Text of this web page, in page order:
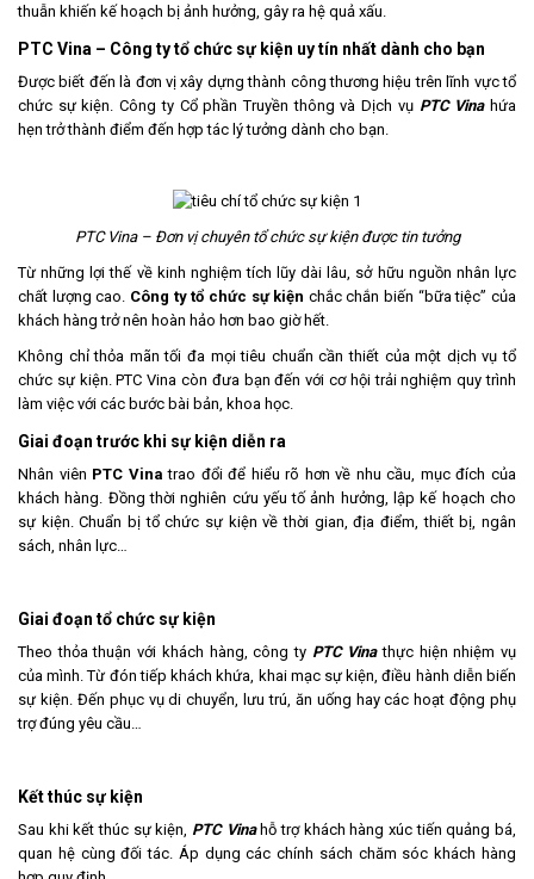
thuẫn khiến kế hoạch bị ảnh hưởng, gây ra hệ quả xấu.
PTC Vina – Công ty tổ chức sự kiện uy tín nhất dành cho bạn
Được biết đến là đơn vị xây dựng thành công thương hiệu trên lĩnh vực tổ
chức sự kiện. Công ty Cổ phần Truyền thông và Dịch vụ PTC Vinahứa
hẹn trở thành điểm đến hợp tác lý tưởng dành cho bạn.
PTC Vina– Đơn vị chuyên tổ chức sự kiện được tin tưởng
Từ những lợi thế về kinh nghiệm tích lũy dài lâu, sở hữu nguồn nhân lực
chất lượng cao. Công ty tổ chức sự kiện chắc chắn biến “bữa tiệc” của
khách hàng trở nên hoàn hảo hơn bao giờ hết.
Không chỉ thỏa mãn tối đa mọi tiêu chuẩn cần thiết của một dịch vụ tổ
chức sự kiện. PTC Vina còn đưa bạn đến với cơ hội trải nghiệm quy trình
làm việc với các bước bài bản, khoa học.
Giai đoạn trước khi sự kiện diễn ra
Nhân viên PTC Vinatrao đổi để hiểu rõ hơn về nhu cầu, mục đích của
khách hàng. Đồng thời nghiên cứu yếu tố ảnh hưởng, lập kế hoạch cho
sự kiện. Chuẩn bị tổ chức sự kiện về thời gian, địa điểm, thiết bị, ngân
sách, nhân lực…
Giai đoạn tổ chức sự kiện
Theo thỏa thuận với khách hàng, công ty PTC Vinathực hiện nhiệm vụ
của mình. Từ đón tiếp khách khứa, khai mạc sự kiện, điều hành diễn biến
sự kiện. Đến phục vụ di chuyển, lưu trú, ăn uống hay các hoạt động phụ
trợ đúng yêu cầu…
Kết thúc sự kiện
Sau khi kết thúc sự kiện, PTC Vinahỗ trợ khách hàng xúc tiến quảng bá,
quan hệ cùng đối tác. Áp dụng các chính sách chăm sóc khách hàng